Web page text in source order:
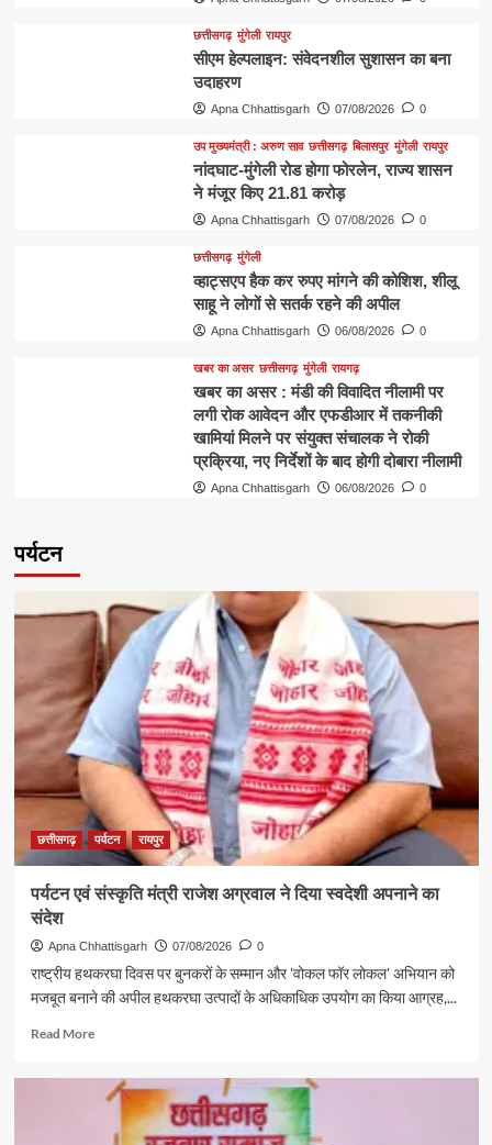
छत्तीसगढ़ मुंगेली रायपुर
सीएम हेल्पलाइन: संवेदनशील सुशासन का बना
उदाहरण
Apna Chhattisgarh 07/08/2026 0
उप मुख्यमंत्री : अरुण साव छत्तीसगढ़ बिलासपुर मुंगेली रायपुर
नांदघाट-मुंगेली रोड होगा फोरलेन, राज्य शासन
ने मंजूर किए 21.81 करोड़
Apna Chhattisgarh 07/08/2026 0
छत्तीसगढ़ मुंगेली
व्हाट्सएप हैक कर रुपए मांगने की कोशिश, शीलू
साहू ने लोगों से सतर्क रहने की अपील
Apna Chhattisgarh 06/08/2026 0
खबर का असर छत्तीसगढ़ मुंगेली रायगढ़
खबर का असर : मंडी की विवादित नीलामी पर
लगी रोक आवेदन और एफडीआर में तकनीकी
खामियां मिलने पर संयुक्त संचालक ने रोकी
प्रक्रिया, नए निर्देशों के बाद होगी दोबारा नीलामी
Apna Chhattisgarh 06/08/2026 0
पर्यटन
छत्तीसगढ़ पर्यटन रायपुर
पर्यटन एवं संस्कृति मंत्री राजेश अग्रवाल ने दिया स्वदेशी अपनाने का
संदेश
Apna Chhattisgarh 07/08/2026 0
राष्ट्रीय हथकरघा दिवस पर बुनकरों के सम्मान और 'वोकल फॉर लोकल' अभियान को
मजबूत बनाने की अपील हथकरघा उत्पादों के अधिकाधिक उपयोग का किया आग्रह,...
Read MoreRead
पर्यटन
संस्कृति